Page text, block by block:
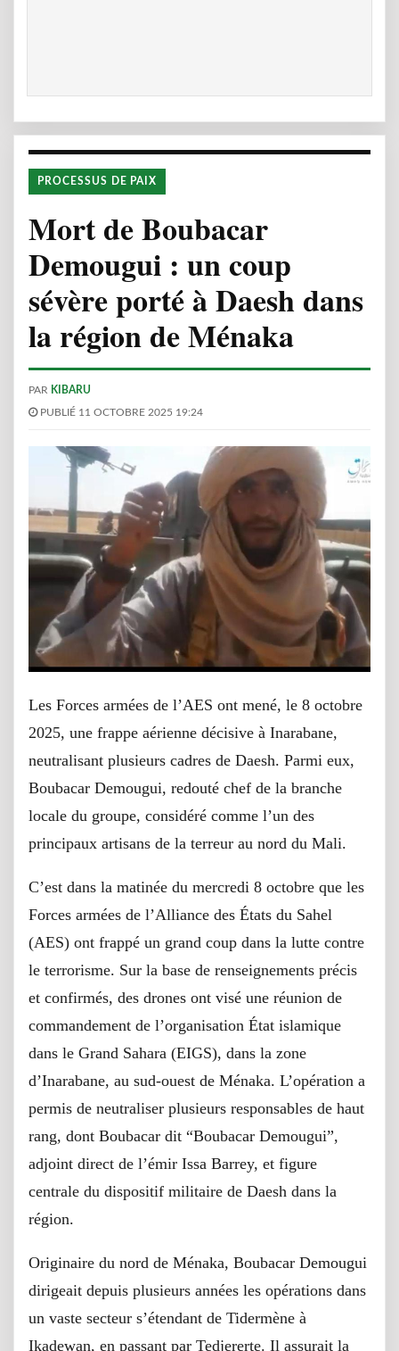
PROCESSUS DE PAIX
Mort de Boubacar
Demougui : un coup
sévère porté à Daesh dans
la région de Ménaka
PAR KIBARU
PUBLIÉ 11 OCTOBRE 2025 19:24
Les Forces armées de l’AES ont mené, le 8 octobre
2025, une frappe aérienne décisive à Inarabane,
neutralisant plusieurs cadres de Daesh. Parmi eux,
Boubacar Demougui, redouté chef de la branche
locale du groupe, considéré comme l’un des
principaux artisans de la terreur au nord du Mali.
C’est dans la matinée du mercredi 8 octobre que les
Forces armées de l’Alliance des États du Sahel
(AES) ont frappé un grand coup dans la lutte contre
le terrorisme. Sur la base de renseignements précis
et confirmés, des drones ont visé une réunion de
commandement de l’organisation État islamique
dans le Grand Sahara (EIGS), dans la zone
d’Inarabane, au sud-ouest de Ménaka. L’opération a
permis de neutraliser plusieurs responsables de haut
rang, dont Boubacar dit “Boubacar Demougui”,
adjoint direct de l’émir Issa Barrey, et figure
centrale du dispositif militaire de Daesh dans la
région.
Originaire du nord de Ménaka, Boubacar Demougui
dirigeait depuis plusieurs années les opérations dans
un vaste secteur s’étendant de Tidermène à
Ikadewan, en passant par Tedjererte. Il assurait la